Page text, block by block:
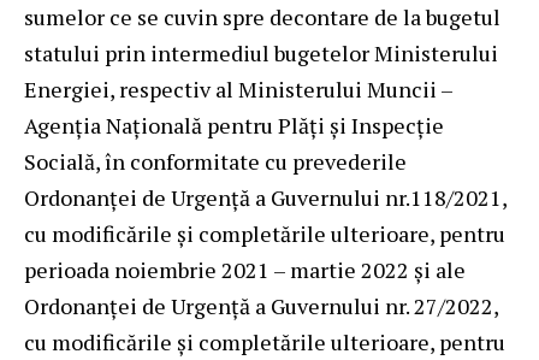
sumelor ce se cuvin spre decontare de la bugetul
statului prin intermediul bugetelor Ministerului
Energiei, respectiv al Ministerului Muncii –
Agenția Națională pentru Plăți şi Inspecție
Socială, în conformitate cu prevederile
Ordonanţei de Urgenţă a Guvernului nr.118/2021,
cu modificările și completările ulterioare, pentru
perioada noiembrie 2021 – martie 2022 și ale
Ordonanței de Urgență a Guvernului nr. 27/2022,
cu modificările și completările ulterioare, pentru